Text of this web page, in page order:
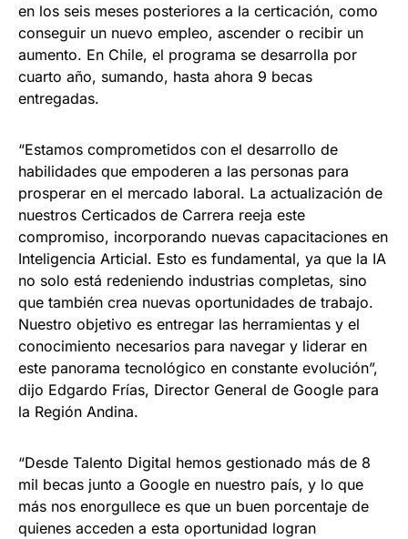
en los seis meses posteriores a la certicación, como
conseguir un nuevo empleo, ascender o recibir un
aumento. En Chile, el programa se desarrolla por
cuarto año, sumando, hasta ahora 9 becas
entregadas.
“Estamos comprometidos con el desarrollo de
habilidades que empoderen a las personas para
prosperar en el mercado laboral. La actualización de
nuestros Certicados de Carrera reeja este
compromiso, incorporando nuevas capacitaciones en
Inteligencia Articial. Esto es fundamental, ya que la IA
no solo está redeniendo industrias completas, sino
que también crea nuevas oportunidades de trabajo.
Nuestro objetivo es entregar las herramientas y el
conocimiento necesarios para navegar y liderar en
este panorama tecnológico en constante evolución”,
dijo Edgardo Frías, Director General de Google para
la Región Andina.
“Desde Talento Digital hemos gestionado más de 8
mil becas junto a Google en nuestro país, y lo que
más nos enorgullece es que un buen porcentaje de
quienes acceden a esta oportunidad logran